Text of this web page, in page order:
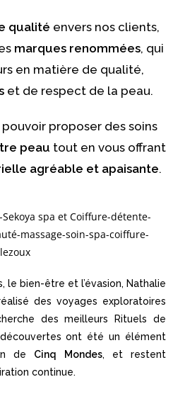
qualité envers nos clients,
marques renommées, qui
en matière de qualité,
et de respect de la peau.
proposer des soins
peau tout en vous offrant
agréable et apaisante.
le bien-être et l’évasion, Nathalie
des voyages exploratoires
des meilleurs
Rituels de
découvertes ont étéun élément
de Cinq Mondes, et restent
continue.